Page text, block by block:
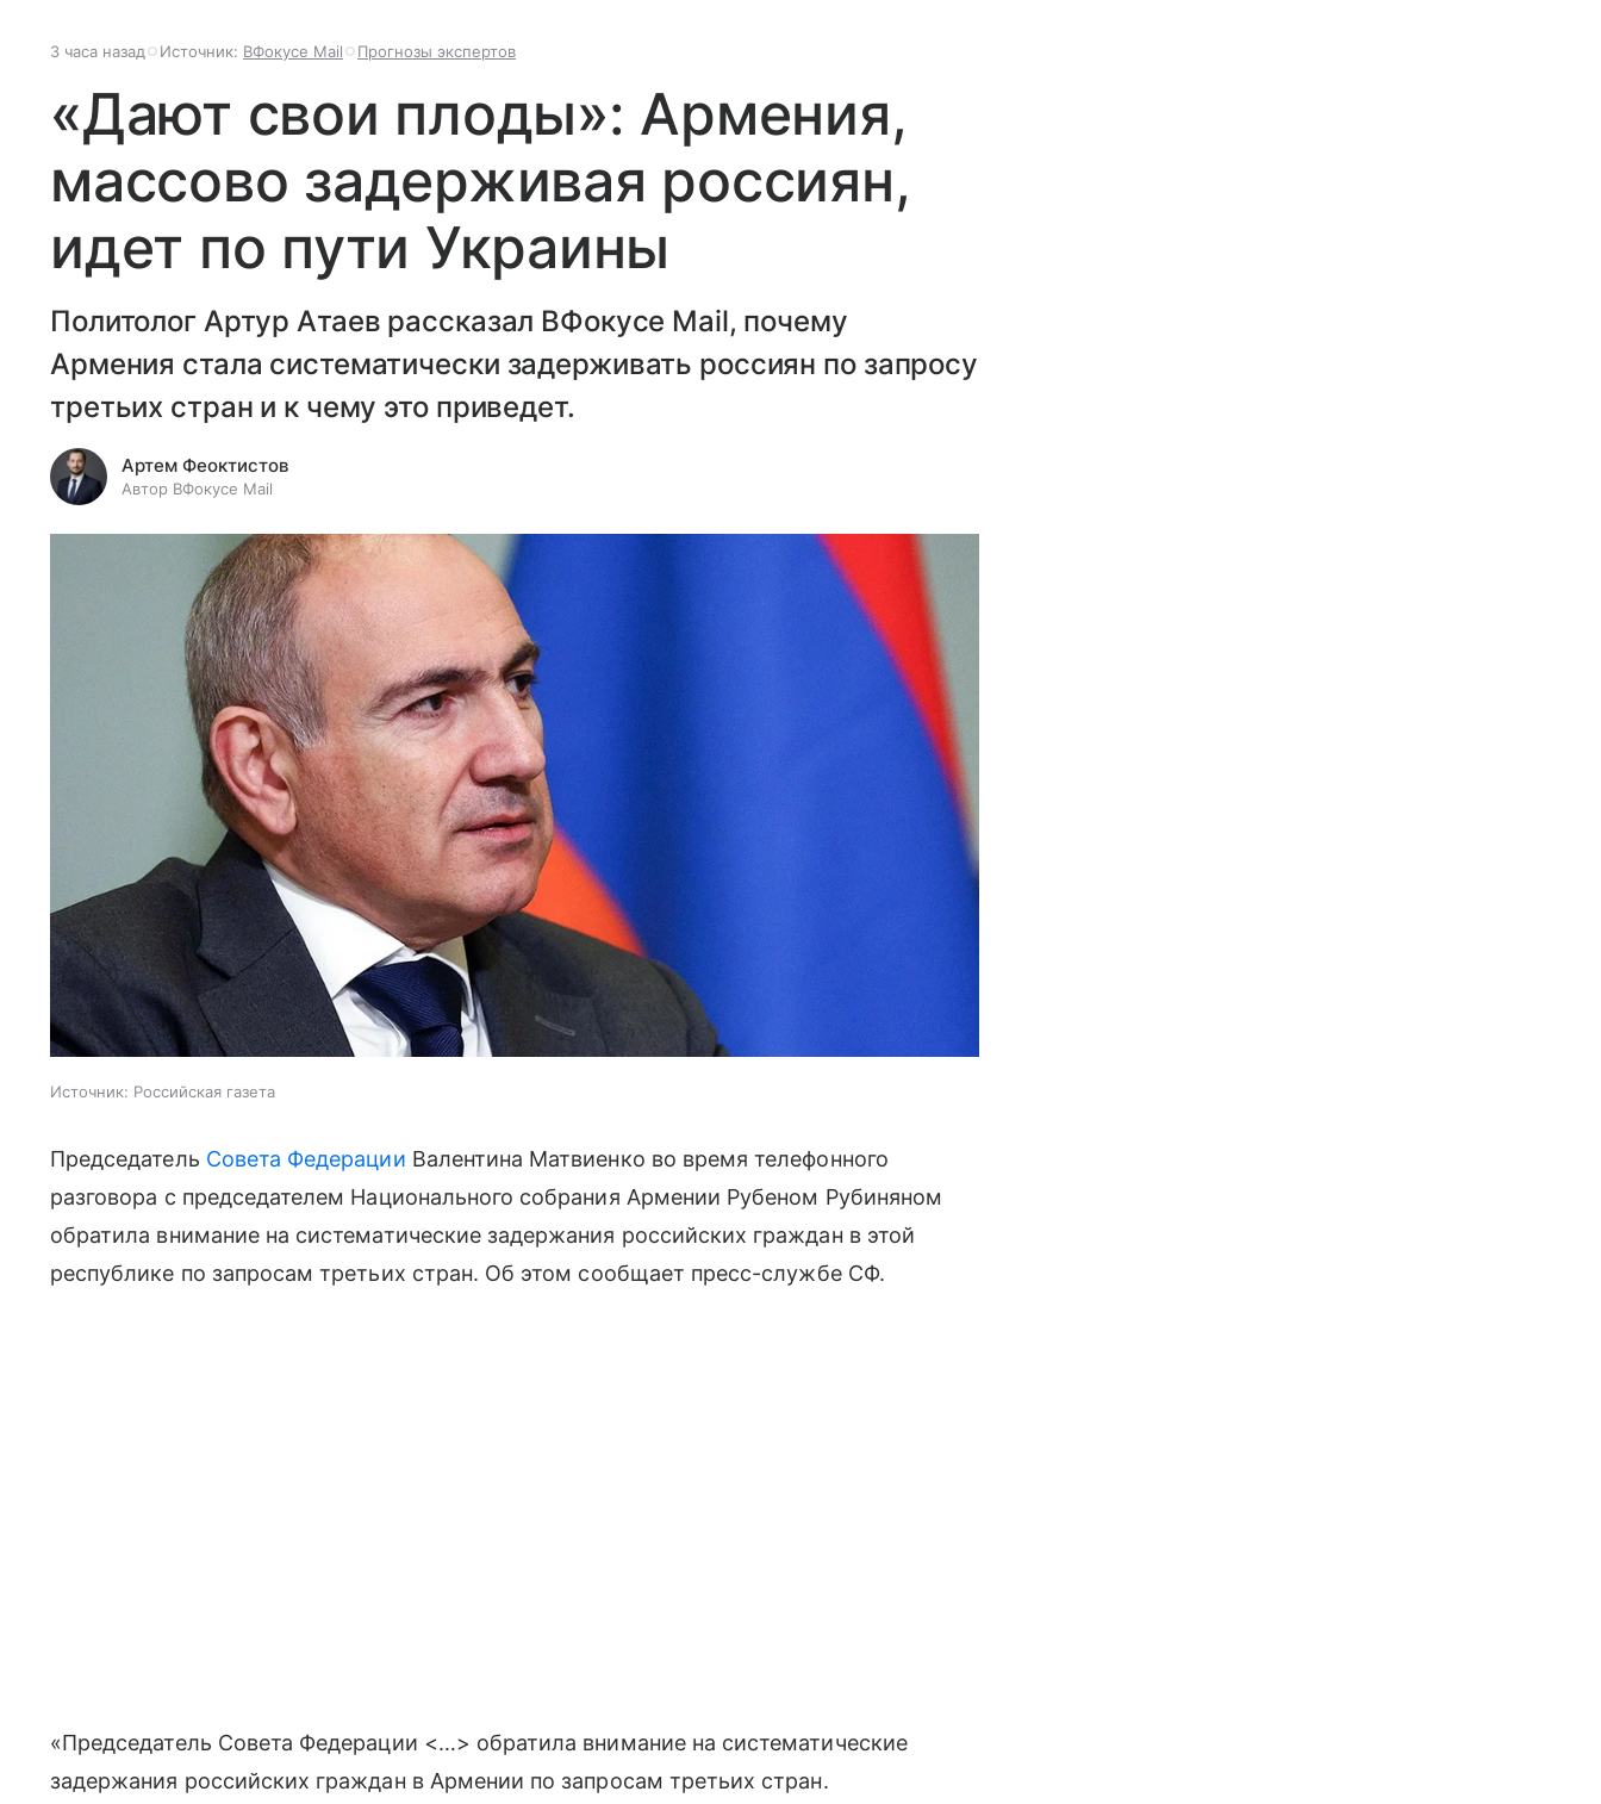
3 часа назад Источник: ВФокусе Mail Прогнозы экспертов
«Дают свои плоды»: Армения,
массово задерживая россиян,
идет по пути Украины
Политолог Артур Атаев рассказал ВФокусе Mail, почему
Армения стала систематически задерживать россиян по запросу
третьих стран и к чему это приведет.
Артем Феоктистов
Автор ВФокусе Mail
Источник: Российская газета
Председатель Совета Федерации Валентина Матвиенко во время телефонного
разговора с председателем Национального собрания Армении Рубеном Рубиняном
обратила внимание на систематические задержания российских граждан в этой
республике по запросам третьих стран. Об этом сообщает пресс-службе СФ.
«Председатель Совета Федерации <…> обратила внимание на систематические
задержания российских граждан в Армении по запросам третьих стран.